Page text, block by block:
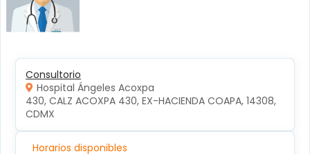
Consultorio
Hospital Ángeles Acoxpa
430, CALZ ACOXPA 430, EX-HACIENDA COAPA, 14308,
CDMX
Horarios disponibles